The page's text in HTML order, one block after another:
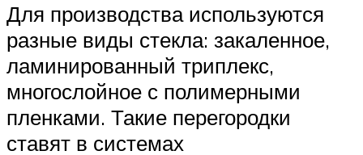
Для производства используются
разные виды стекла: закаленное,
ламинированный триплекс,
многослойное с полимерными
пленками. Такие перегородки
ставят в системах